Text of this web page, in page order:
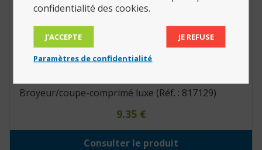
Broyeur/coupe-comprimé luxe (Réf. : 817129)
9.35 €
Consulter le produit
confidentialité des cookies.
J’ACCEPTE JE REFUSE
Paramètres de confidentialité